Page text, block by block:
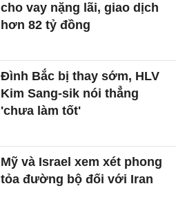
cho vay nặng lãi, giao dịch
hơn 82 tỷ đồng
Đình Bắc bị thay sớm, HLV
Kim Sang-sik nói thẳng
'chưa làm tốt'
Mỹ và Israel xem xét phong
tỏa đường bộ đối với Iran